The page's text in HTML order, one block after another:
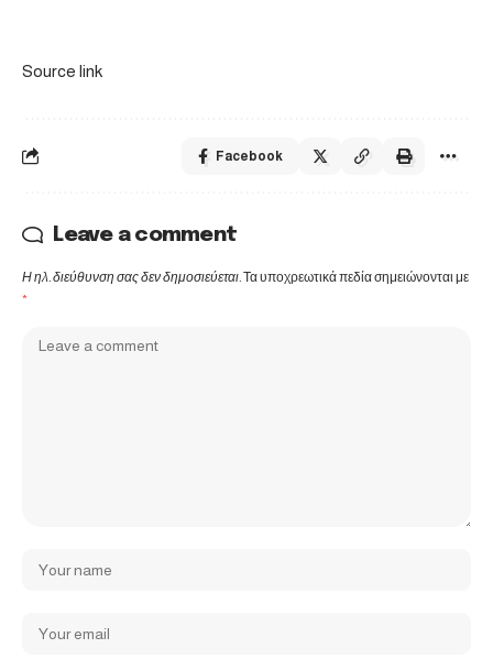
Source link
Facebook
Leave a comment
Η ηλ. διεύθυνση σας δεν δημοσιεύεται. Τα υποχρεωτικά πεδία σημειώνονται με
*